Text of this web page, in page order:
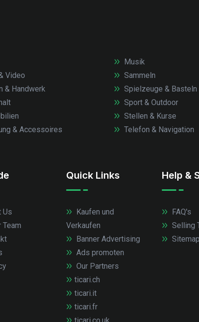
Video
& Handwerk
& Accessoires
Musik
Sammeln
Spielzeuge & Basteln
Sport & Outdoor
Stellen & Kurse
Telefon & Navigation
Us
Quick Links
Kaufen und
Verkaufen
Banner Advertising
Ads promoten
Our Partners
ticari.ch
ticari.it
ticari.fr
ticari.co.uk
Help &
FAQ's
Selling
Sitemap